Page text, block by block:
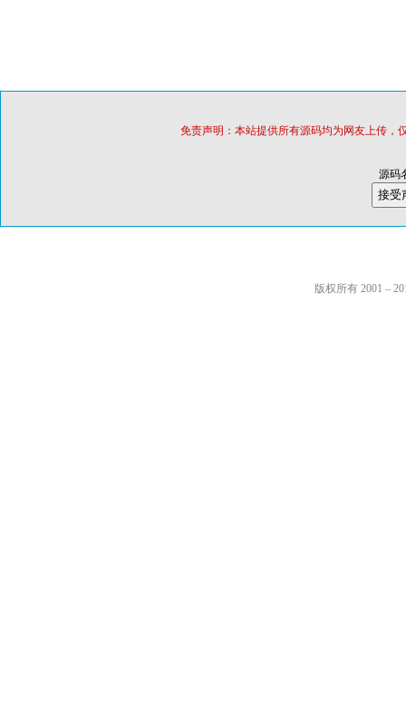
免责声明：本站提供所有源码均为网友上传，
源码
版权所有 2001 –